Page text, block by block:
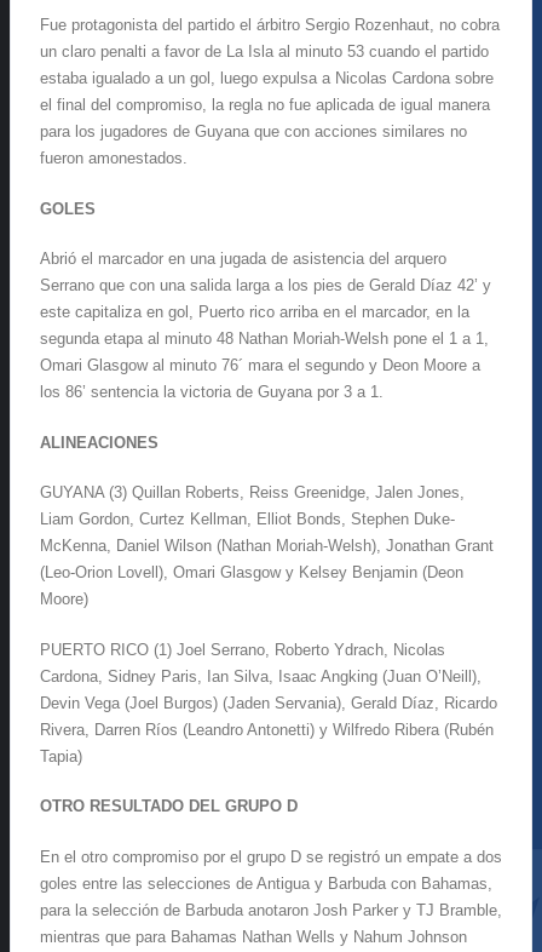
Fue protagonista del partido el árbitro Sergio Rozenhaut, no cobra
un claro penalti a favor de La Isla al minuto 53 cuando el partido
estaba igualado a un gol, luego expulsa a Nicolas Cardona sobre
el final del compromiso, la regla no fue aplicada de igual manera
para los jugadores de Guyana que con acciones similares no
fueron amonestados.
GOLES
Abrió el marcador en una jugada de asistencia del arquero
Serrano que con una salida larga a los pies de Gerald Díaz 42’ y
este capitaliza en gol, Puerto rico arriba en el marcador, en la
segunda etapa al minuto 48 Nathan Moriah-Welsh pone el 1 a 1,
Omari Glasgow al minuto 76´ mara el segundo y Deon Moore a
los 86’ sentencia la victoria de Guyana por 3 a 1.
ALINEACIONES
GUYANA (3) Quillan Roberts, Reiss Greenidge, Jalen Jones,
Liam Gordon, Curtez Kellman, Elliot Bonds, Stephen Duke-
McKenna, Daniel Wilson (Nathan Moriah-Welsh), Jonathan Grant
(Leo-Orion Lovell), Omari Glasgow y Kelsey Benjamin (Deon
Moore)
PUERTO RICO (1) Joel Serrano, Roberto Ydrach, Nicolas
Cardona, Sidney Paris, Ian Silva, Isaac Angking (Juan O’Neill),
Devin Vega (Joel Burgos) (Jaden Servania), Gerald Díaz, Ricardo
Rivera, Darren Ríos (Leandro Antonetti) y Wilfredo Ribera (Rubén
Tapia)
OTRO RESULTADO DEL GRUPO D
En el otro compromiso por el grupo D se registró un empate a dos
goles entre las selecciones de Antigua y Barbuda con Bahamas,
para la selección de Barbuda anotaron Josh Parker y TJ Bramble,
mientras que para Bahamas Nathan Wells y Nahum Johnson